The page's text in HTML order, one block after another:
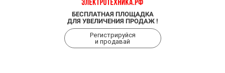
БЕСПЛАТНАЯ ПЛОЩАДКА
ДЛЯ УВЕЛИЧЕНИЯ ПРОДАЖ !
Регистрируйся
и продавай